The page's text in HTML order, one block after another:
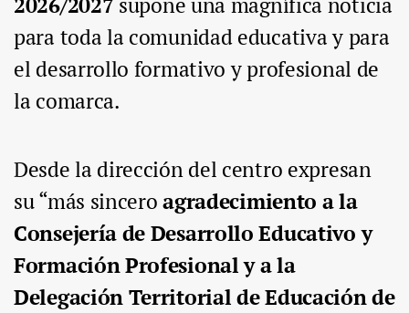
para toda la comunidad educativa y para
el desarrollo formativo y profesional de
la comarca.
Desde la dirección del centro expresan
su “más sinceroagradecimiento a la
Consejería de Desarrollo Educativo y
Formación Profesional y a la
Delegación Territorial de Educación de